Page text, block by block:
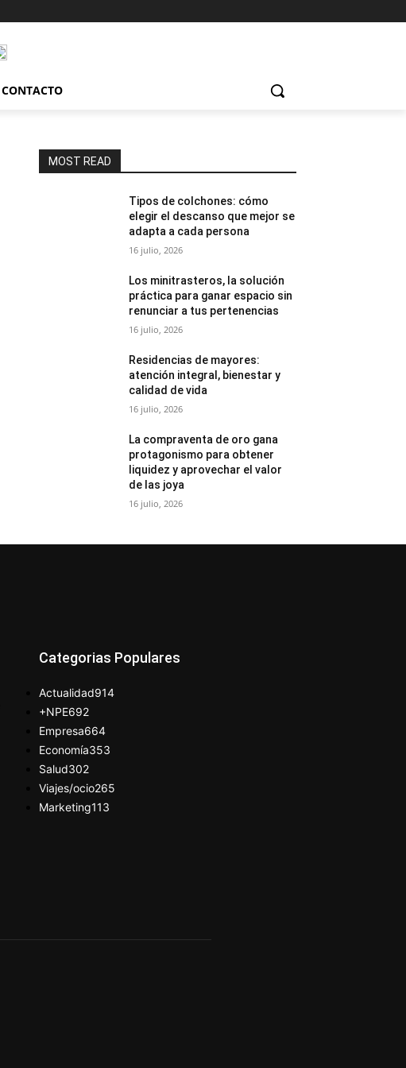
CONTACTO
MOST READ
Tipos de colchones: cómo
elegir el descanso que mejor se
adapta a cada persona
16 julio, 2026
Los minitrasteros, la solución
práctica para ganar espacio sin
renunciar a tus pertenencias
16 julio, 2026
Residencias de mayores:
atención integral, bienestar y
calidad de vida
16 julio, 2026
La compraventa de oro gana
protagonismo para obtener
liquidez y aprovechar el valor
de las joya
16 julio, 2026
Categorias Populares
Actualidad914
+NPE692
Empresa664
Economía353
Salud302
Viajes/ocio265
Marketing113